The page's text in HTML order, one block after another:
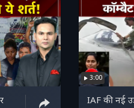
3:00
IAF की नई